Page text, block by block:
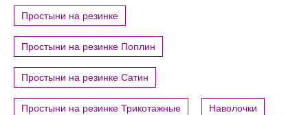
Простыни на резинке
Простыни на резинке Поплин
Простыни на резинке Сатин
Простыни на резинке Трикотажные Наволочки